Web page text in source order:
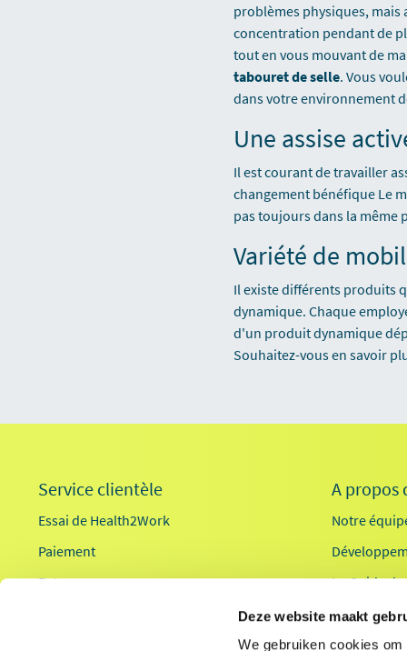
Deze website maakt
We gebruiken cookies
problèmes physiques,
concentration pendant de
tout en vous mouvant de
tabouret de selle. Vous
dans votre environnement
Une assise
Il est courant de travailler
changement bénéfique Le
pas toujours dans la même
Variété de
Il existe différents produits
dynamique. Chaque
d'un produit dynamique
Souhaitez-vous en savoir
Service clientèle
Essai de Health2Work
Paiement
Retour
A propos
Notre
Le Guide